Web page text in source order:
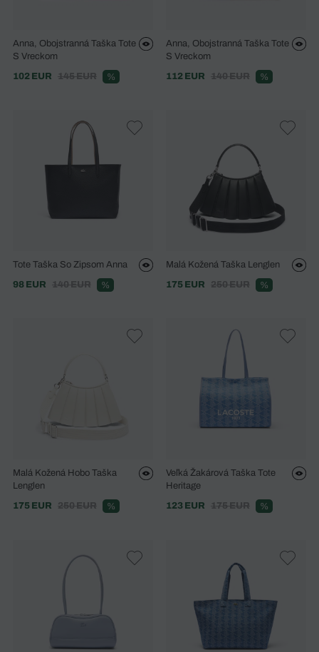
Anna, Obojstranná Taška Tote
S Vreckom
102 EUR
145 EUR %
Anna, Obojstranná Taška Tote
S Vreckom
112 EUR
140 EUR %
Tote Taška So Zipsom Anna
98 EUR
140 EUR %
Malá Kožená Taška Lenglen
175 EUR
250 EUR %
Malá Kožená Hobo Taška
Lenglen
175 EUR
250 EUR %
Veľká Žakárová Taška Tote
Heritage
123 EUR
175 EUR %